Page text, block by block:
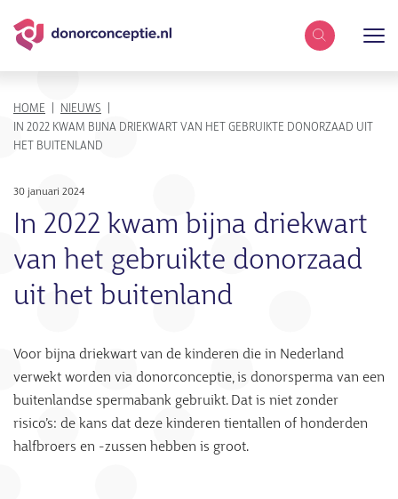
Zoekterm
KRUIMELPAD
HOME
NIEUWS
IN 2022 KWAM BIJNA DRIEKWART VAN HET GEBRUIKTE DONORZAAD UIT
HET BUITENLAND
30 januari 2024
In 2022 kwam bijna driekwart
van het gebruikte donorzaad
uit het buitenland
Voor bijna driekwart van de kinderen die in Nederland
verwekt worden via donorconceptie, is donorsperma van een
buitenlandse spermabank gebruikt. Dat is niet zonder
risico’s: de kans dat deze kinderen tientallen of honderden
halfbroers en -zussen hebben is groot.